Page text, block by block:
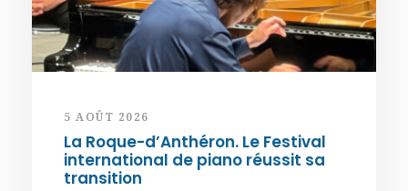
5 AOÛT 2026
La Roque-d’Anthéron. Le Festival
international de piano réussit sa
transition